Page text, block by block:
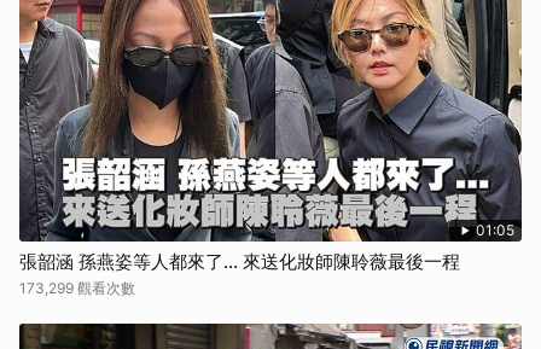
01:05
張韶涵 孫燕姿等人都來了... 來送化妝師陳聆薇最後一程
173,299 觀看次數
取消